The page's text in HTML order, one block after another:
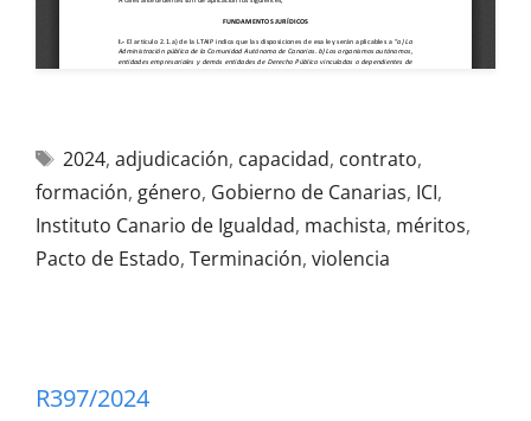
2024, adjudicación, capacidad, contrato,
formación, género, Gobierno de Canarias, ICI,
Instituto Canario de Igualdad, machista, méritos,
Pacto de Estado, Terminación, violencia
R397/2024